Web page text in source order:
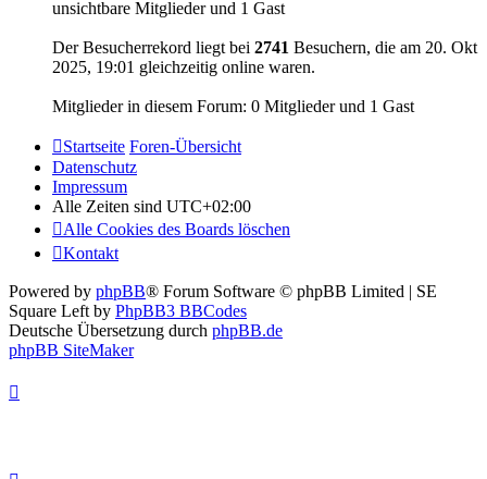
unsichtbare Mitglieder und 1 Gast
Der Besucherrekord liegt bei 2741 Besuchern, die am 20. Okt
2025, 19:01 gleichzeitig online waren.
Mitglieder in diesem Forum: 0 Mitglieder und 1 Gast
Startseite Foren-Übersicht
Datenschutz
Impressum
Alle Zeiten sind UTC+02:00
Alle Cookies des Boards löschen
Kontakt
Powered by phpBB® Forum Software © phpBB Limited | SE
Square Left by PhpBB3 BBCodes
Deutsche Übersetzung durch phpBB.de
phpBB SiteMaker